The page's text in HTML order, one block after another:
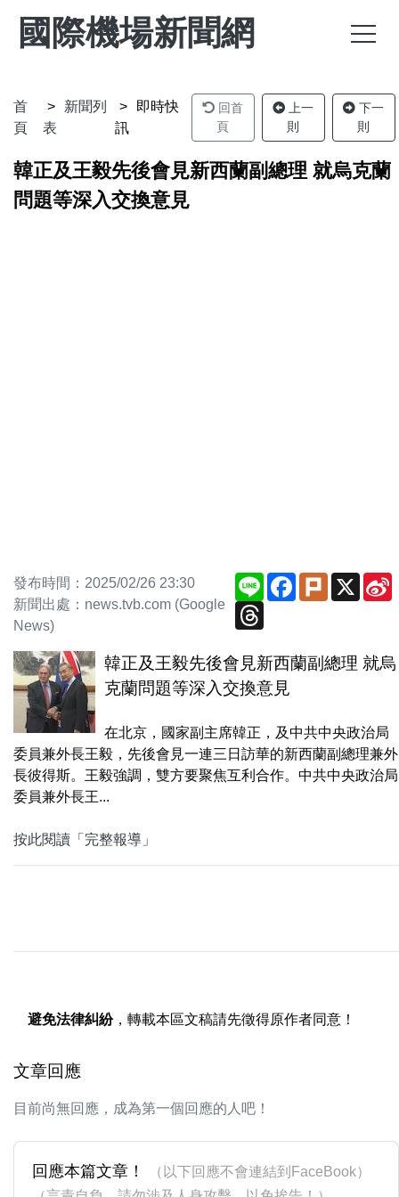
國際機場新聞網
首
頁
新聞列
表
即時快
訊
回首
頁
上一
則
下一
則
韓正及王毅先後會見新西蘭副總理 就烏克蘭
問題等深入交換意見
發布時間：2025/02/26 23:30
新聞出處：news.tvb.com (Google
News)
Line Facebook
Plurk X
韓正及王毅先後會見新西蘭副總理 就烏
克蘭問題等深入交換意見
在北京，國家副主席韓正，及中共中央政治局
委員兼外長王毅，先後會見一連三日訪華的新西蘭副總理兼外
長彼得斯。王毅強調，雙方要聚焦互利合作。中共中央政治局
委員兼外長王...
按此閱讀「完整報導」
避免法律糾紛，轉載本區文稿請先徵得原作者同意！
文章回應
目前尚無回應，成為第一個回應的人吧！
回應本篇文章！
（以下回應不會連結到FaceBook）